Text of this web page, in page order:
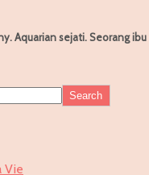
Aquarian sejati. Seorang
Search